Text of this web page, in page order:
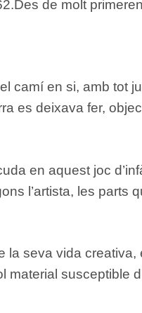
de molt
camí en si, amb tot
es deixava fer,
en aquest joc
l’artista, les parts
la seva vida
susceptible